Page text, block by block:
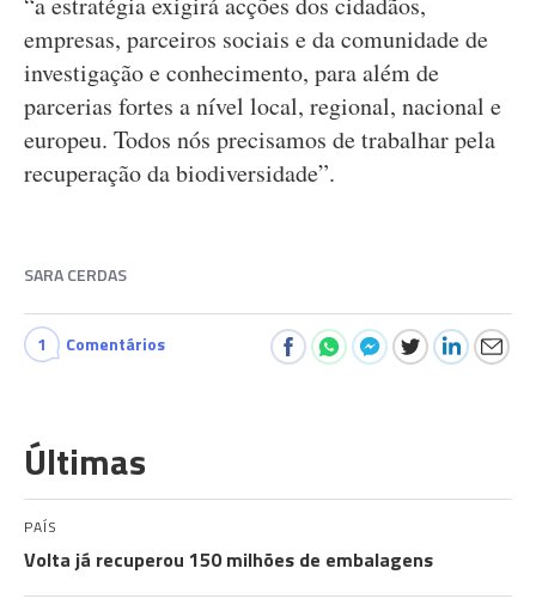
empresas, parceiros sociais e da comunidade de
investigação e conhecimento, para além de
parcerias fortes a nível local, regional, nacional e
europeu. Todos nós precisamos de trabalhar pela
recuperação da biodiversidade”.
SARA CERDAS
1 Comentários
Últimas
PAÍS
Volta já recuperou 150 milhões de embalagens